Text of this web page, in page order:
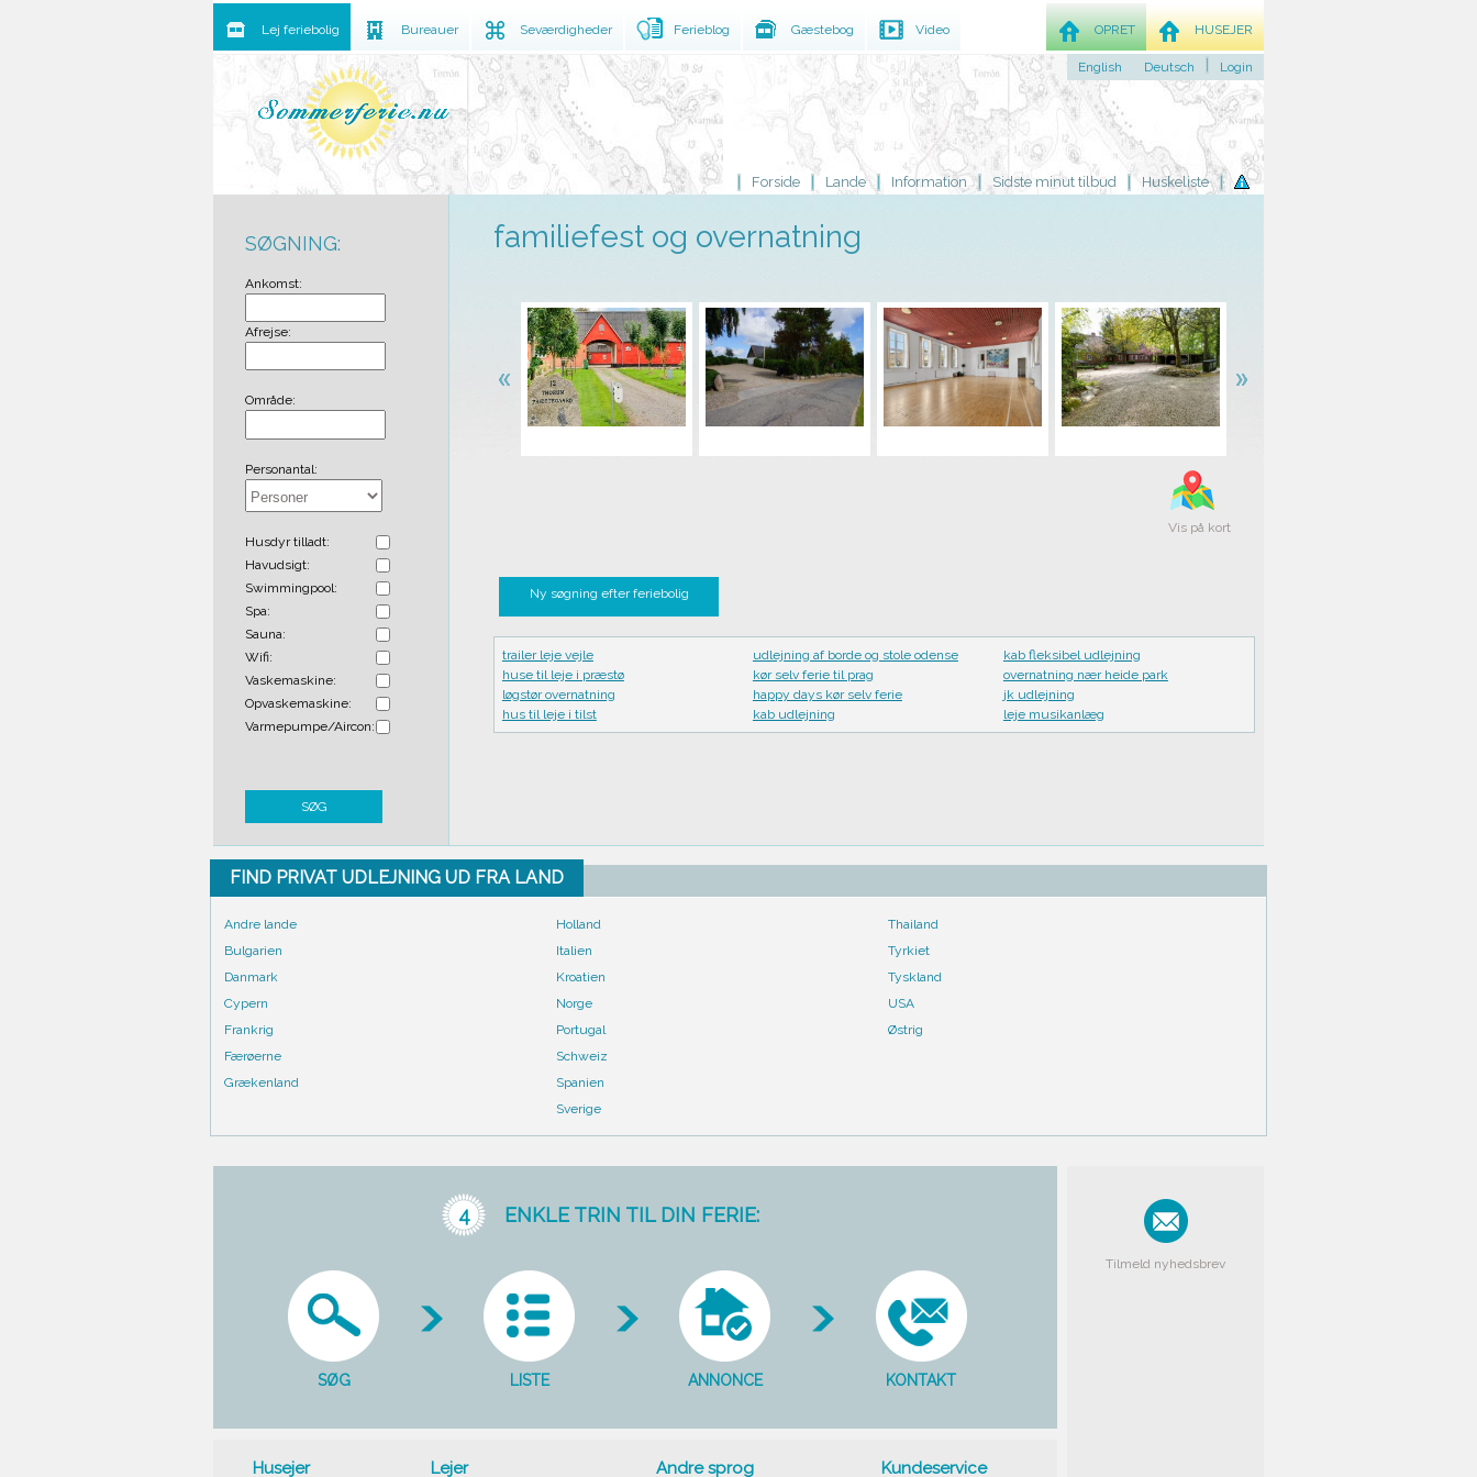
Forside Lande Information Sidste minut tilbud Huskeliste
familiefest og overnatning
Vis på kort
Ny søgning efter feriebolig
trailer leje vejle
huse til leje i præstø
løgstør overnatning
hus til leje i tilst
udlejning af borde og stole odense
kør selv ferie til prag
happy days kør selv ferie
kab udlejning
kab fleksibel udlejning
overnatning nær heide park
jk udlejning
leje musikanlæg
SØGNING:
Ankomst:
Afrejse:
Område:
Personantal:
Husdyr tilladt:
Havudsigt:
Swimmingpool:
Spa:
Sauna:
Wifi:
Vaskemaskine:
Opvaskemaskine:
Varmepumpe/Aircon:
SØG
FIND PRIVAT UDLEJNING UD FRA LAND
Andre lande
Bulgarien
Danmark
Cypern
Frankrig
Færøerne
Grækenland
Holland
Italien
Kroatien
Norge
Portugal
Schweiz
Spanien
Sverige
Thailand
Tyrkiet
Tyskland
USA
Østrig
4 ENKLE TRIN TIL DIN FERIE:
SØG LISTE ANNONCE KONTAKT
Husejer Lejer Andre sprog Kundeservice
Tilmeld nyhedsbrev
Lej feriebolig Bureauer Seværdigheder Ferieblog Gæstebog Video HUSEJER
OPRET
English Deutsch Login